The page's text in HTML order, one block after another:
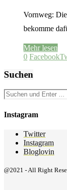
Vornweg:
bekomme
Mehr lesen
0 Facebook
Suchen
Instagram
Twitter
Instagram
Bloglovin
@2021 - All Right